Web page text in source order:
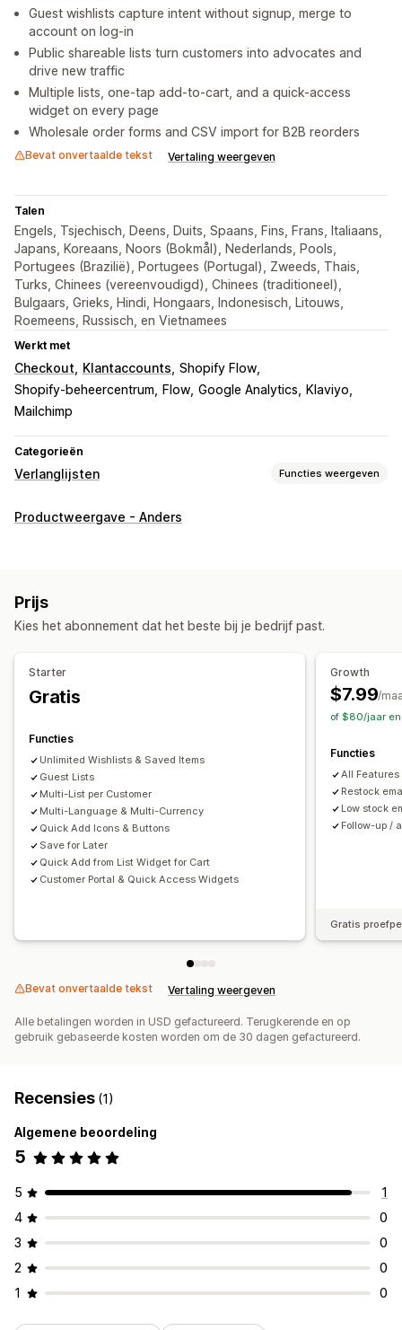
Guest wishlists capture intent without signup, merge to
account on log-in
Public shareable lists turn customers into advocates and
drive new traffic
Multiple lists, one-tap add-to-cart, and a quick-access
widget on every page
Wholesale order forms and CSV import for B2B reorders
Bevat onvertaalde tekst Vertaling weergeven
Talen
Engels, Tsjechisch, Deens, Duits, Spaans, Fins, Frans, Italiaans,
Japans, Koreaans, Noors (Bokmål), Nederlands, Pools,
Portugees (Brazilië), Portugees (Portugal), Zweeds, Thais,
Turks, Chinees (vereenvoudigd), Chinees (traditioneel),
Bulgaars, Grieks, Hindi, Hongaars, Indonesisch, Litouws,
Roemeens, Russisch, en Vietnamees
Werkt met
Checkout Klantaccounts Shopify Flow
Shopify-beheercentrum
Flow Google Analytics
Klaviyo
Mailchimp
Categorieën
Verlanglijsten Functies weergeven
Lijsttypen
Lijstbeheer
Meerdere lijsten
Aan winkelwagen toevoegen
Aangepaste branding
Aangepaste pictogrammen
Productweergave - Anders
Prijs
Kies het abonnement dat het beste bij je bedrijf past.
Starter
Gratis
Functies
Unlimited Wishlists & Saved Items
Guest Lists
Multi-List per Customer
Multi-Language & Multi-Currency
Quick Add Icons & Buttons
Save for Later
Quick Add from List Widget for Cart
Customer Portal & Quick Access Widgets
Growth
$7.99/
of $80/jaar en
Functies
All
Restock
Low stock
Follow-up /
Gratis
Bevat onvertaalde tekst Vertaling weergeven
Alle betalingen worden in USD gefactureerd. Terugkerende en op
gebruik gebaseerde kosten worden om de 30 dagen gefactureerd.
Recensies (1)
Algemene beoordeling
5
5
1
4
0
3
0
2
0
1
0